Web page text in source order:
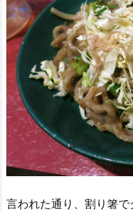
言われた通り、割り箸で